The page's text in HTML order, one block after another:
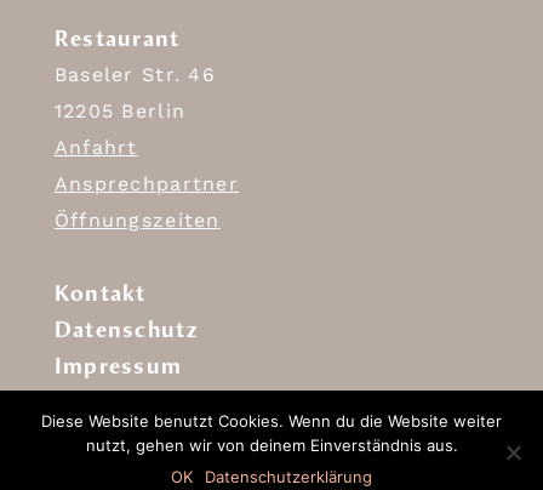
Restaurant
Baseler Str. 46
12205 Berlin
Anfahrt
Ansprechpartner
Öffnungszeiten
Kontakt
Datenschutz
Impressum
Diese Website benutzt Cookies. Wenn du die Website weiter
nutzt, gehen wir von deinem Einverständnis aus.
OK
Datenschutzerklärung